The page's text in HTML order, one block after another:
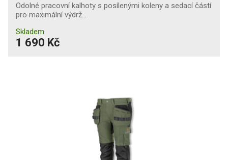
Odolné pracovní kalhoty s posílenými koleny a sedací částí
pro maximální výdrž…
Skladem
1 690 Kč